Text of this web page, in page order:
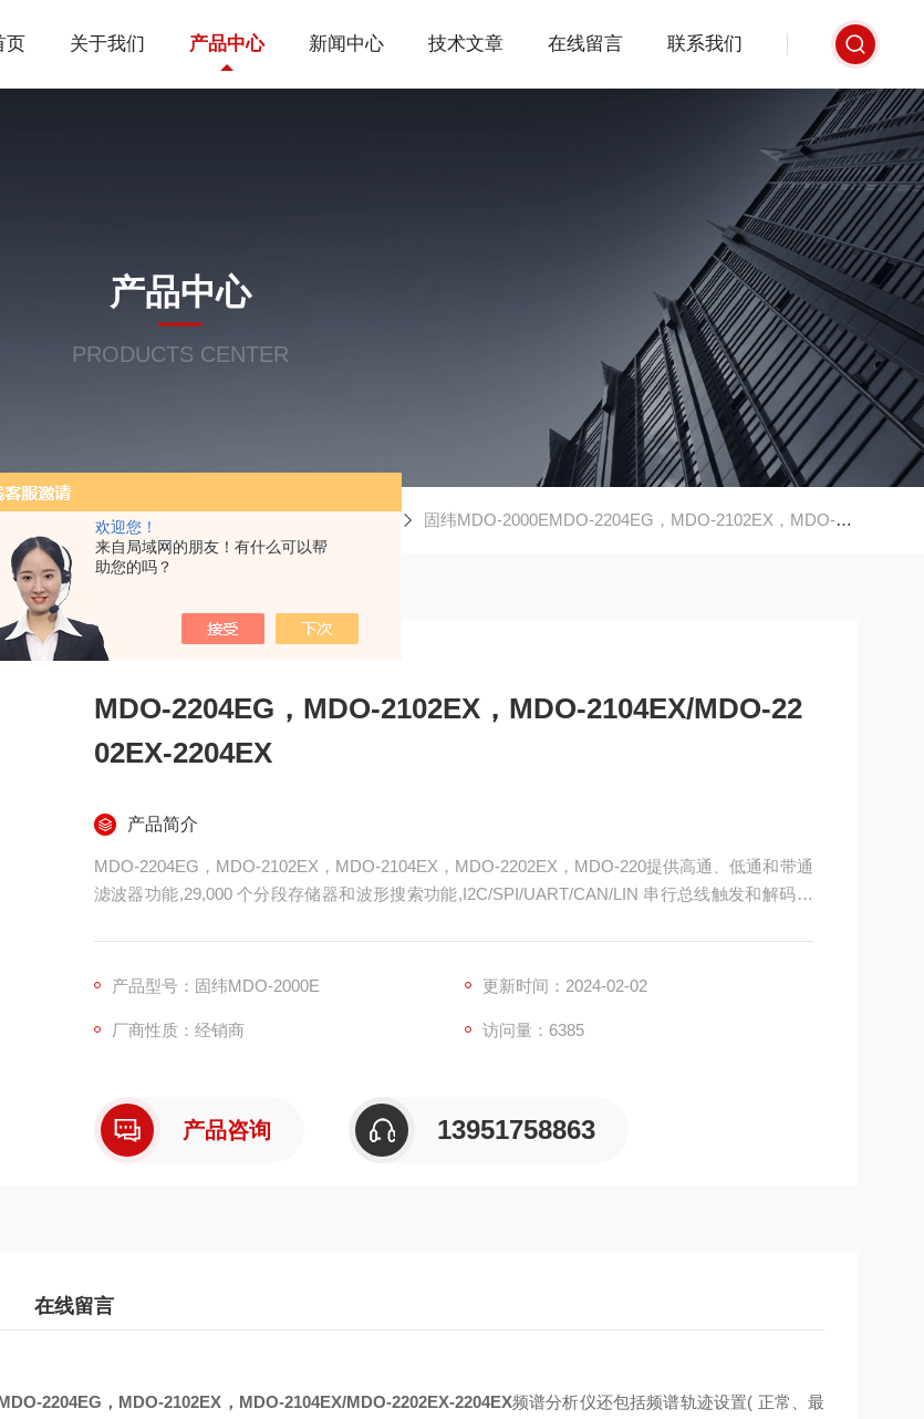
欢迎您！
来自局域网的朋友！有什么可以帮
助您的吗？
页 关于我们 产品中心 新闻中心 技术文章 在线留言 联系我们
产品中心
PRODUCTS CENTER
产品中心 固纬MDO-2000EMDO-2204EG，MDO-2102EX，MDO-2104EX/MDO-2202EX-2204EX
MDO-2204EG，MDO-2102EX，MDO-2104EX/MDO-22
02EX-2204EX
产品简介
MDO-2204EG，MDO-2102EX，MDO-2104EX，MDO-2202EX，MDO-220提供高通、低通和带通
滤波器功能,29,000 个分段存储器和波形搜索功能,I2C/SPI/UART/CAN/LIN 串行总线触发和解码功
产品型号：固纬MDO-2000E
更新时间：2024-02-02
厂商性质：经销商 访问量：6385
产品咨询 13951758863
在线留言
2204EG，MDO-2102EX，MDO-2104EX/MDO-2202EX-2204EX频谱分析仪还包括频谱轨迹设置( 正常、最